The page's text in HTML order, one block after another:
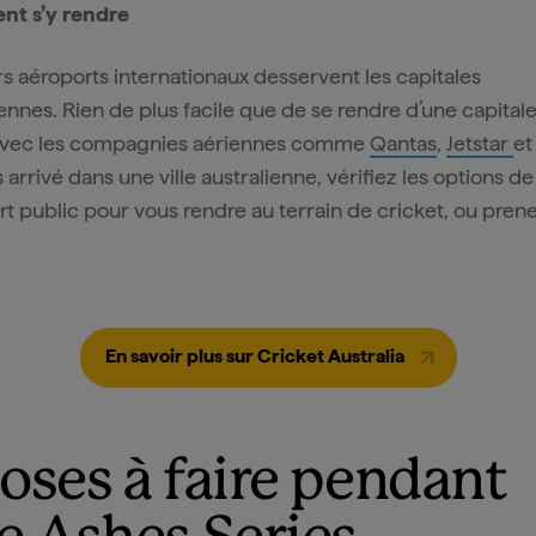
s’y rendre
aéroports internationaux desservent les capitales
Rien de plus facile que de se rendre d’une
les compagnies aériennes comme Qantas, Jetstaret
arrivé dans une ville australienne, vérifiez les options de
public pour vous rendre au terrain de cricket, ou
En savoir plus sur Cricket Australia
à faire pendant